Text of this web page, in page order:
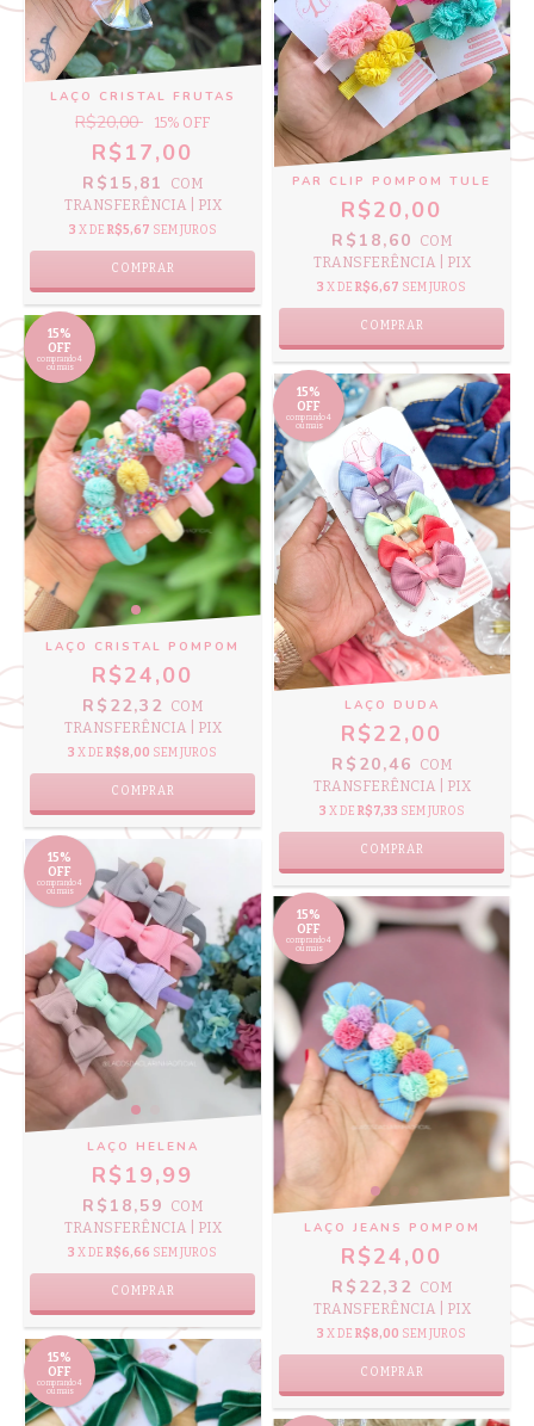
LAÇO CRISTAL FRUTAS
R$20,00 15% OFF
R$17,00
R$15,81
COM
TRANSFERÊNCIA | PIX
3 X DE R$5,67 SEM JUROS
COMPRAR
PAR CLIP POMPOM TULE
R$20,00
R$18,60
COM
TRANSFERÊNCIA | PIX
3 X DE R$6,67 SEM JUROS
COMPRAR
15%
OFF
comprando 4
ou mais
LAÇO CRISTAL POMPOM
R$24,00
R$22,32 COM
TRANSFERÊNCIA | PIX
3 X DE R$8,00 SEM JUROS
COMPRAR
15%
OFF
comprando 4
ou mais
LAÇO DUDA
R$22,00
R$20,46
COM
TRANSFERÊNCIA | PIX
3 X DE R$7,33 SEM JUROS
COMPRAR
15%
OFF
comprando 4
ou mais
LAÇO HELENA
R$19,99
R$18,59
COM
TRANSFERÊNCIA | PIX
3 X DE R$6,66 SEM JUROS
COMPRAR
15%
OFF
comprando 4
ou mais
LAÇO JEANS POMPOM
R$24,00
R$22,32 COM
TRANSFERÊNCIA | PIX
3 X DE R$8,00 SEM JUROS
COMPRAR
15%
OFF
comprando 4
ou mais